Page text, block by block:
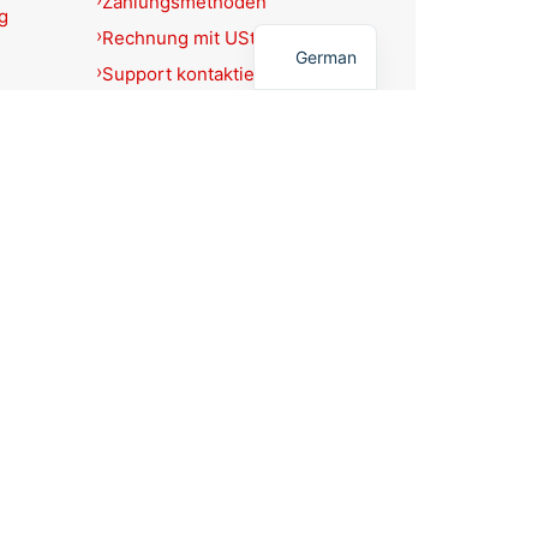
Rechnung mit USt.-Ausweis?
Support kontaktieren
German